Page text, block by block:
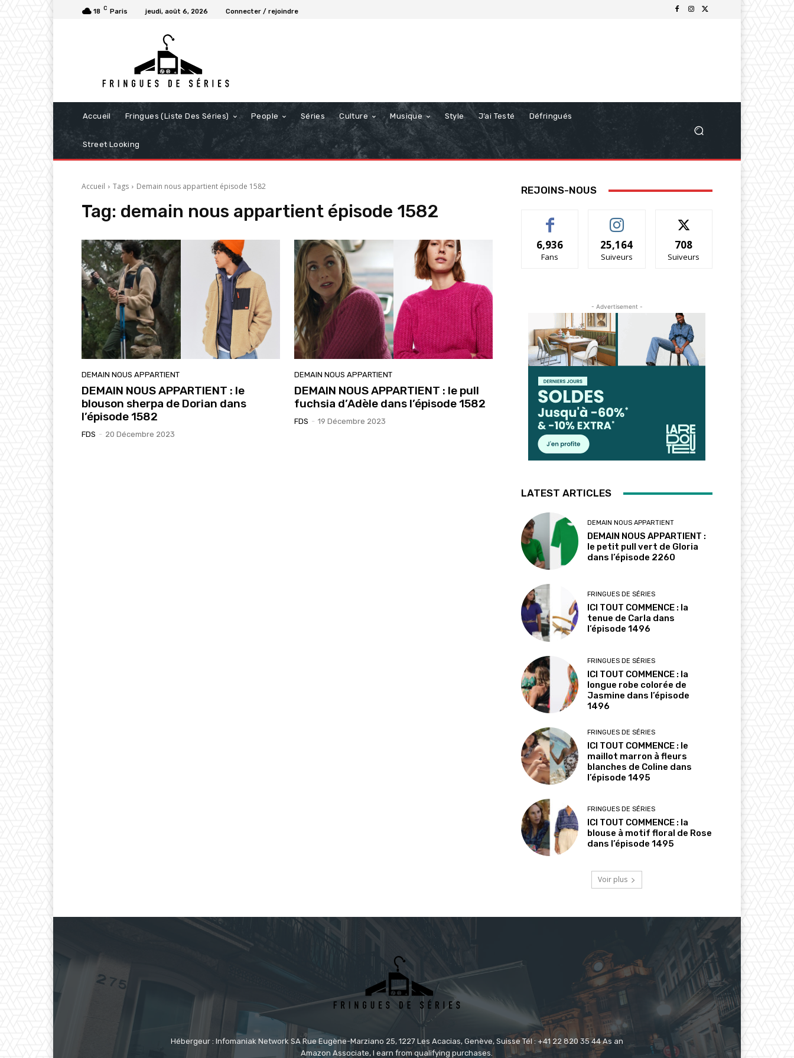
18 C Paris jeudi, août 6, 2026 Connecter / rejoindre
Accueil Fringues (Liste Des Séries) People Séries Culture Musique Style J’ai Testé Défringués
Street Looking
Accueil Tags Demain nous appartient épisode 1582
Tag: demain nous appartient épisode 1582
DEMAIN NOUS APPARTIENT
DEMAIN NOUS APPARTIENT : le
blouson sherpa de Dorian dans
l’épisode 1582
FDS - 20 Décembre 2023
DEMAIN NOUS APPARTIENT
DEMAIN NOUS APPARTIENT : le pull
fuchsia d’Adèle dans l’épisode 1582
FDS - 19 Décembre 2023
REJOINS-NOUS
6,936
Fans
25,164
Suiveurs
708
Suiveurs
- Advertisement -
LATEST ARTICLES
DEMAIN NOUS APPARTIENT
DEMAIN NOUS APPARTIENT :
le petit pull vert de Gloria
dans l’épisode 2260
FRINGUES DE SÉRIES
ICI TOUT COMMENCE : la
tenue de Carla dans
l’épisode 1496
FRINGUES DE SÉRIES
ICI TOUT COMMENCE : la
longue robe colorée de
Jasmine dans l’épisode
1496
FRINGUES DE SÉRIES
ICI TOUT COMMENCE : le
maillot marron à fleurs
blanches de Coline dans
l’épisode 1495
FRINGUES DE SÉRIES
ICI TOUT COMMENCE : la
blouse à motif floral de Rose
dans l’épisode 1495
Voir plus
Hébergeur : Infomaniak Network SA Rue Eugène-Marziano 25, 1227 Les Acacias, Genève, Suisse Tél : +41 22 820 35 44 As an
Amazon Associate, I earn from qualifying purchases.